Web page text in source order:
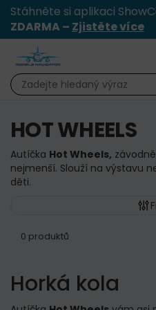
Stáhněte si aplikaci
ZDARMA – Zjistěte více
HOT WHEELS
Autíčka Hot Wheels, závodně
nejmenší. Slouží na výstavu
děti.
0 produktů
Horká kola